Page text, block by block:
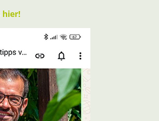
hier!